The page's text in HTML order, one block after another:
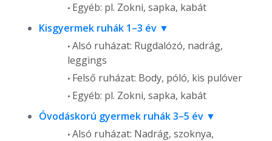
Egyéb: pl. Zokni, sapka, kabát
Kisgyermek ruhák 1–3 év
Alsó ruházat: Rugdalózó, nadrág,
leggings
Felső ruházat: Body, póló, kis pulóver
Egyéb: pl. Zokni, sapka, kabát
Óvodáskorú gyermek ruhák 3–5 év
Alsó ruházat: Nadrág, szoknya,